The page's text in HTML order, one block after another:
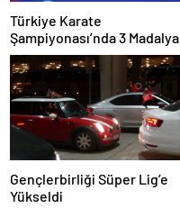
Türkiye Karate
Şampiyonası’nda 3 Madalya
Kazandı
Gençlerbirliği Süper Lig’e
Yükseldi